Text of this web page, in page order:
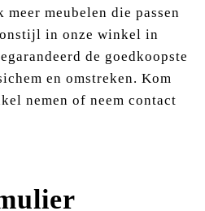
meer meubelen die passen
in onze winkel in
de goedkoopste
en omstreken. Kom
nemen of neem contact